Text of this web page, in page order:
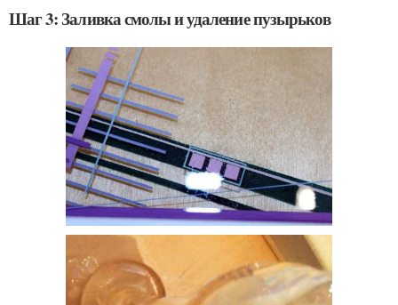
Шаг 3: Заливка смолы и удаление пузырьков